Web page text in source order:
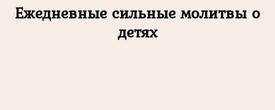
Ежедневные сильные молитвы о
детях